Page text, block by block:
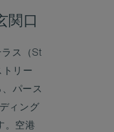
関口
ス（St
トリー
パース
ィング
。空港